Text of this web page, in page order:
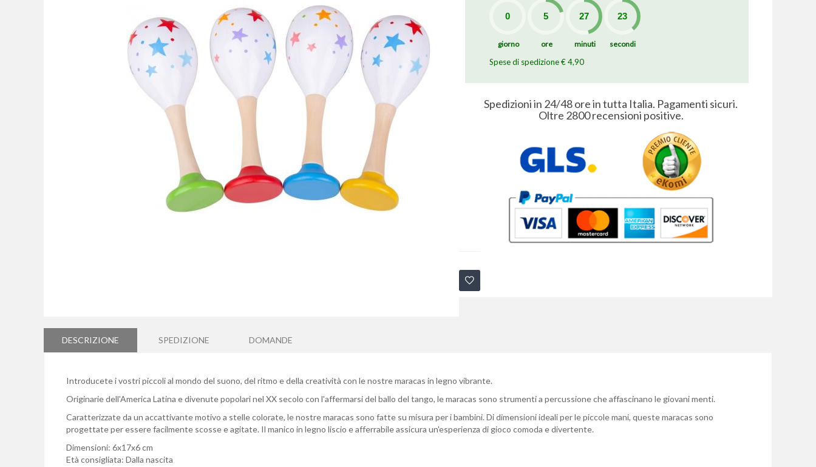
della
giorno ore minuti secondi
Spese di spedizione € 4,90
Spedizioni in 24/48 ore in tutta Italia. Pagamenti sicuri.
Oltre 2800 recensioni positive.
DESCRIZIONE
Introducete i vostri piccoli al mondo del suono, del ritmo e della creatività con le nostre maracas in legno vibrante.
Originarie dell'America Latina e divenute popolari nel XX secolo con l'affermarsi del ballo del tango, le maracas sono strumenti a percussione che affascinano le giovani menti.
Caratterizzate da un accattivante motivo a stelle colorate, le nostre maracas sono fatte su misura per i bambini. Di dimensioni ideali per le piccole mani, queste maracas sono
progettate per essere facilmente scosse e agitate. Il manico in legno liscio e afferrabile assicura un'esperienza di gioco comoda e divertente.
Dimensioni: 6x17x6 cm
Età consigliata: Dalla nascita
SPEDIZIONE DOMANDE